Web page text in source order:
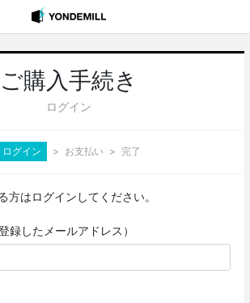
ご購入手続き
ログイン
ログイン お支払い 完了
方はログインしてください。
録したメールアドレス）